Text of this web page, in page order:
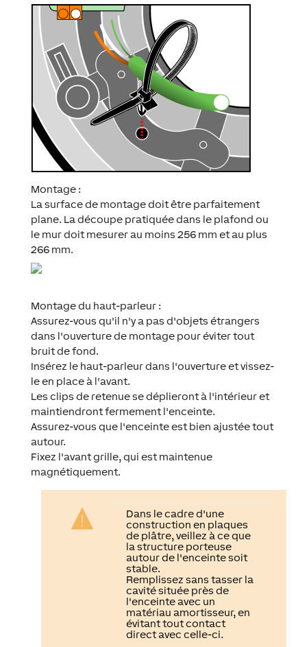
Montage :
La surface de montage doit être parfaitement
plane. La découpe pratiquée dans le plafond ou
le mur doit mesurer au moins 256 mm et au plus
266 mm.
Montage du haut-parleur :
Assurez-vous qu'il n'y a pas d'objets étrangers
dans l'ouverture de montage pour éviter tout
bruit de fond.
Insérez le haut-parleur dans l'ouverture et vissez-
le en place à l'avant.
Les clips de retenue se déplieront à l'intérieur et
maintiendront fermement l'enceinte.
Assurez-vous que l'enceinte est bien ajustée tout
autour.
Fixez l'avant grille, qui est maintenue
magnétiquement.
Dans le cadre d'une
construction en plaques
de plâtre, veillez à ce que
la structure porteuse
autour de l'enceinte soit
stable.
Remplissez sans tasser la
cavité située près de
l'enceinte avec un
matériau amortisseur, en
évitant tout contact
direct avec celle-ci.